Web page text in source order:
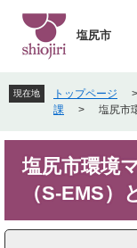
先
頭
す
を
飛
し
塩尻市
現在地 トップページ >
課
> 塩尻市
塩尻市環境
（S-EMS）